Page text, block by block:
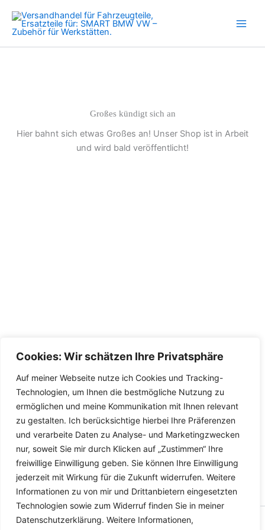
Cookies: Wir schätzen Ihre Privatsphäre
Auf meiner Webseite nutze ich Cookies und Tracking-
Technologien, um Ihnen die bestmögliche Nutzung zu
ermöglichen und meine Kommunikation mit Ihnen relevant
zu gestalten. Ich berücksichtige hierbei Ihre Präferenzen
und verarbeite Daten zu Analyse- und Marketingzwecken
nur, soweit Sie mir durch Klicken auf „Zustimmen“ Ihre
freiwillige Einwilligung geben. Sie können Ihre Einwilligung
jederzeit mit Wirkung für die Zukunft widerrufen. Weitere
Informationen zu von mir und Drittanbietern eingesetzten
Technologien sowie zum Widerruf finden Sie in meiner
Datenschutzerklärung. Weitere Informationen,
Inhalt
springen
Großes kündigt sich an
Hier bahnt sich etwas Großes an! Unser Shop ist in Arbeit
und wird bald veröffentlicht!
Copyright © 2026 Versandhandel für Fahrzeugteile, Ersatzteile
BMW
M57
M47
Motor
7er